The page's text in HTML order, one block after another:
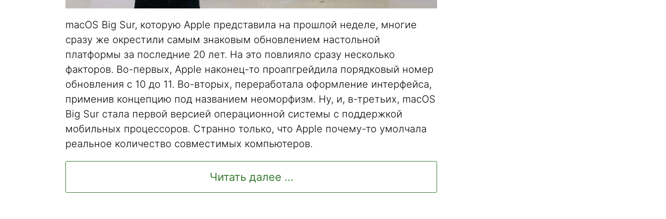
macOS Big Sur, которую Apple представила на прошлой неделе, многие
сразу же окрестили самым знаковым обновлением настольной
платформы за последние 20 лет. На это повлияло сразу несколько
факторов. Во-первых, Apple наконец-то проапгрейдила порядковый номер
обновления с 10 до 11. Во-вторых, переработала оформление интерфейса,
применив концепцию под названием неоморфизм. Ну, и, в-третьих, macOS
Big Sur стала первой версией операционной системы с поддержкой
мобильных процессоров. Странно только, что Apple почему-то умолчала
реальное количество совместимых компьютеров.
Читать далее ...